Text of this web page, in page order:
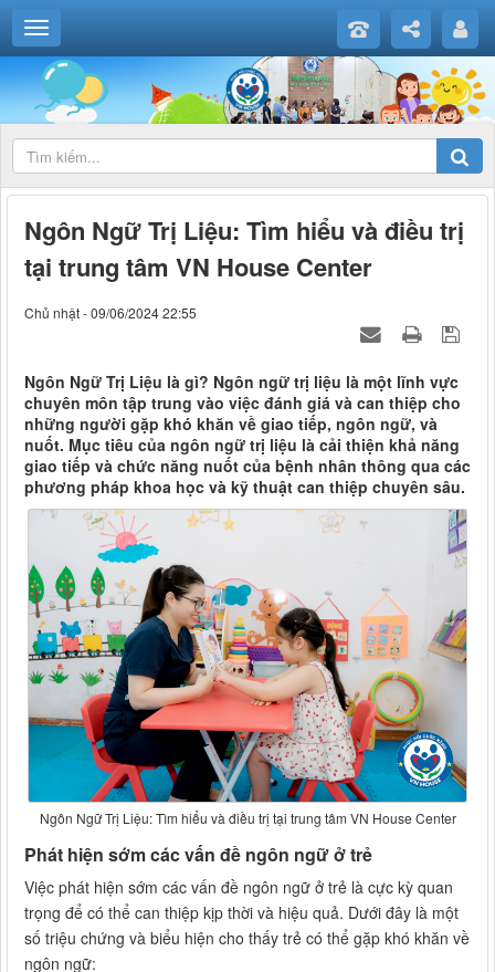
Ngôn Ngữ Trị Liệu: Tìm hiểu và điều trị
tại trung tâm VN House Center
Chủ nhật - 09/06/2024 22:55
Ngôn Ngữ Trị Liệu là gì? Ngôn ngữ trị liệu là một lĩnh vực
chuyên môn tập trung vào việc đánh giá và can thiệp cho
những người gặp khó khăn về giao tiếp, ngôn ngữ, và
nuốt. Mục tiêu của ngôn ngữ trị liệu là cải thiện khả năng
giao tiếp và chức năng nuốt của bệnh nhân thông qua các
phương pháp khoa học và kỹ thuật can thiệp chuyên sâu.
Ngôn Ngữ Trị Liệu: Tìm hiểu và điều trị tại trung tâm VN House Center
Phát hiện sớm các vấn đề ngôn ngữ ở trẻ
Việc phát hiện sớm các vấn đề ngôn ngữ ở trẻ là cực kỳ quan
trọng để có thể can thiệp kịp thời và hiệu quả. Dưới đây là một
số triệu chứng và biểu hiện cho thấy trẻ có thể gặp khó khăn về
ngôn ngữ: